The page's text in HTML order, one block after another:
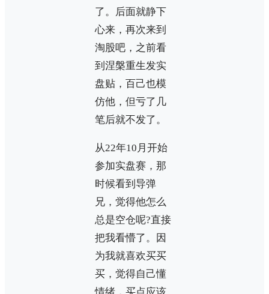
了。后面就静下
心来，再次来到
淘股吧，之前看
到涅槃重生发实
盘贴，百己也模
仿他，但亏了几
笔后就不发了。
从22年10月开始
参加实盘赛，那
时候看到导弹
兄，觉得他怎么
总是空仓呢?直接
把我看懵了。因
为我就喜欢买买
买，觉得自己懂